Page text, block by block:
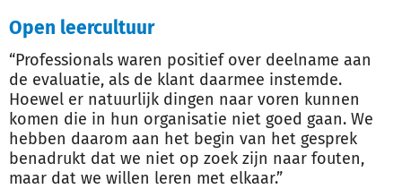
Open leercultuur
“Professionals waren positief over deelname aan
de evaluatie, als de klant daarmee instemde.
Hoewel er natuurlijk dingen naar voren kunnen
komen die in hun organisatie niet goed gaan. We
hebben daarom aan het begin van het gesprek
benadrukt dat we niet op zoek zijn naar fouten,
maar dat we willen leren met elkaar.”